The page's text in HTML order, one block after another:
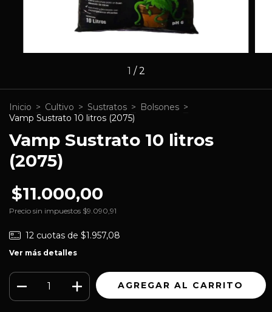
1 /2
Inicio > Cultivo > Sustratos > Bolsones >
Vamp Sustrato 10 litros (2075)
Vamp Sustrato 10 litros
(2075)
$11.000,00
Precio sin impuestos $9.090,91
12 cuotas de $1.957,08
Ver más detalles